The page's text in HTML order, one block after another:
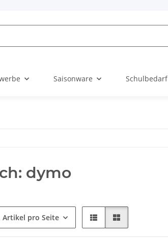
Saisonware Schulbedarf
dymo
Artikel pro Seite